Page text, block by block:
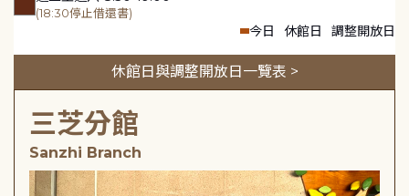
(18:30停止借還書)
今日 休館日 調整開放日
休館日與調整開放日一覽表 >
三芝分館
Sanzhi Branch